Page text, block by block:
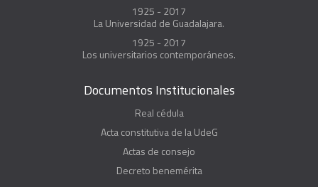
1925 - 2017
La Universidad de Guadalajara.
1925 - 2017
Los universitarios contemporáneos.
Documentos Institucionales
Real cédula
Acta constitutiva de la UdeG
Actas de consejo
Decreto benemérita